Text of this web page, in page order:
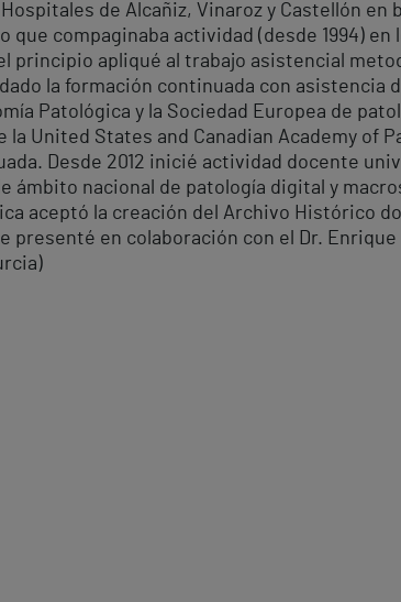
de Alcañiz, Vinaroz y Castellón en
compaginaba actividad (desde 1994) en
principio apliqué al trabajo asistencial
la formación continuada con asistencia
Patológica y la Sociedad Europea de
United States and Canadian Academy of
Desde 2012 inicié actividad docente
ámbito nacional de patología digital y
aceptó la creación del Archivo Histórico
presenté en colaboración con el Dr.